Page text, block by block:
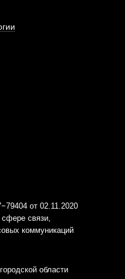
от 02.11.2020
связи,
коммуникаций
области